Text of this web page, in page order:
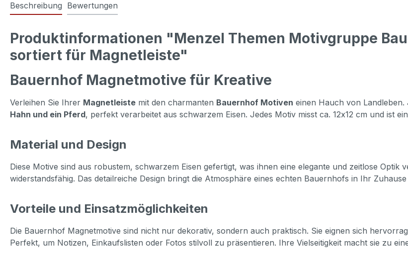
Beschreibung Bewertungen
Produktinformationen "Menzel Themen Motivgruppe
sortiert für Magnetleiste"
Bauernhof Magnetmotive für Kreative
Verleihen Sie Ihrer Magnetleiste mit den charmanten Bauernhof Motiven einen Hauch von
Hahn und ein Pferd, perfekt verarbeitet aus schwarzem Eisen. Jedes Motiv misst ca. 12x12 cm und ist
Material und Design
Diese Motive sind aus robustem, schwarzem Eisen gefertigt, was ihnen eine elegante und zeitlose
widerstandsfähig. Das detailreiche Design bringt die Atmosphäre eines echten Bauernhofs in Ihr
Vorteile und Einsatzmöglichkeiten
Die Bauernhof Magnetmotive sind nicht nur dekorativ, sondern auch praktisch. Sie eignen sich
Perfekt, um Notizen, Einkaufslisten oder Fotos stilvoll zu präsentieren. Ihre Vielseitigkeit macht sie zu